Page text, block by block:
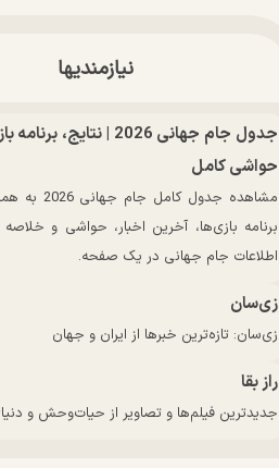
نیازمندیها
جدول جام جهانی 2026 |
حواشی کامل
مشاهده جدول
برنامه بازی‌ها، آخرین اخبار، حواشی و
اطلاعات جام جهانی در یک صفحه.
زی‌سان
زی‌سان: تازه‌ترین خبرها از ایران و جهان
راز بقا
جدیدترین فیلم‌ها و تصاویر از حیات‌وحش و